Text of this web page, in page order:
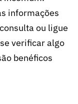
informações
ou ligue
verificar algo
benéficos